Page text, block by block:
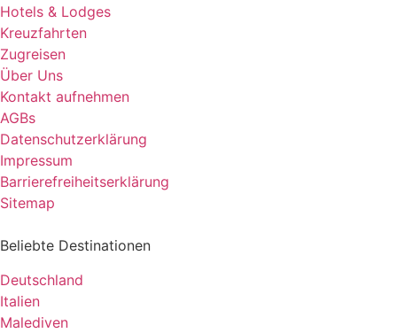
Hotels & Lodges
Kreuzfahrten
Zugreisen
Über Uns
Kontakt aufnehmen
AGBs
Datenschutzerklärung
Impressum
Barrierefreiheitserklärung
Sitemap
Beliebte Destinationen
Deutschland
Italien
Malediven